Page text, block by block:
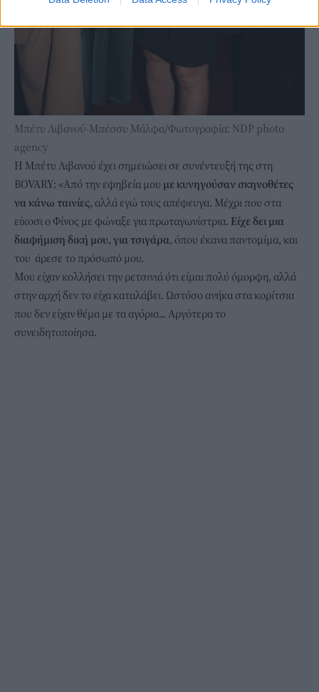
Μπέτυ Λιβανού-Μπέσσυ Μάλφα/Φωτογραφία: NDP photo
agency
Η Μπέτυ Λιβανού έχει σημειώσει σε συνέντευξή της στη
BOVARY: «Από την εφηβεία μου με κυνηγούσαν σκηνοθέτες
να κάνω ταινίες, αλλά εγώ τους απέφευγα. Μέχρι που στα
είκοσι ο Φίνος με φώναξε για πρωταγωνίστρια. Είχε δει μια
διαφήμιση δική μου, για τσιγάρα, όπου έκανα παντομίμα, και
του άρεσε το πρόσωπό μου.
Μου είχαν κολλήσει την ρετσινιά ότι είμαι πολύ όμορφη, αλλά
στην αρχή δεν το είχα καταλάβει. Ωστόσο ανήκα στα κορίτσια
που δεν είχαν θέμα με τα αγόρια... Αργότερα το
συνειδητοποίησα.